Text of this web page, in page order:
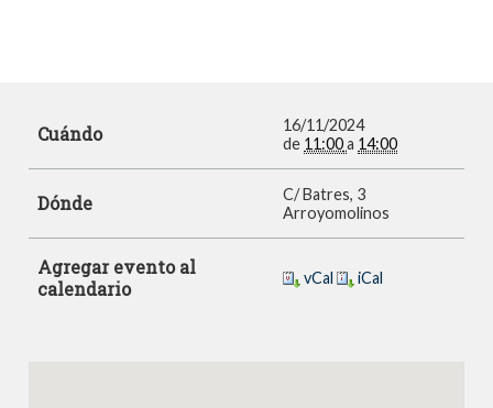
Cuándo
16/11/2024
de 11:00a 14:00
Dónde
C/ Batres, 3
Arroyomolinos
Agregar evento al
calendario
vCal iCal